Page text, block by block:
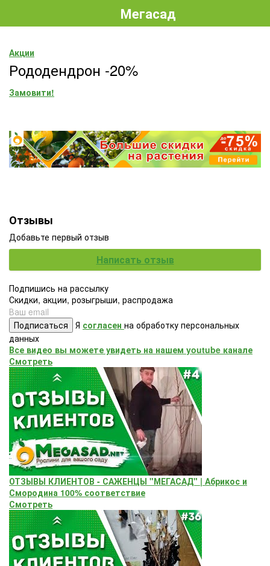
Мегасад
Акции
Рододендрон -20%
Замовити!
Отзывы
Добавьте первый отзыв
Написать отзыв
Подпишись на рассылку
Скидки, акции, розыгрыши, распродажа
Подписаться Я согласен на обработку персональных
данных
Все видео вы можете увидеть на нашем youtube канале
Смотреть
ОТЗЫВЫ КЛИЕНТОВ - САЖЕНЦЫ "МЕГАСАД" | Абрикос и
Смородина 100% соответствие
Смотреть